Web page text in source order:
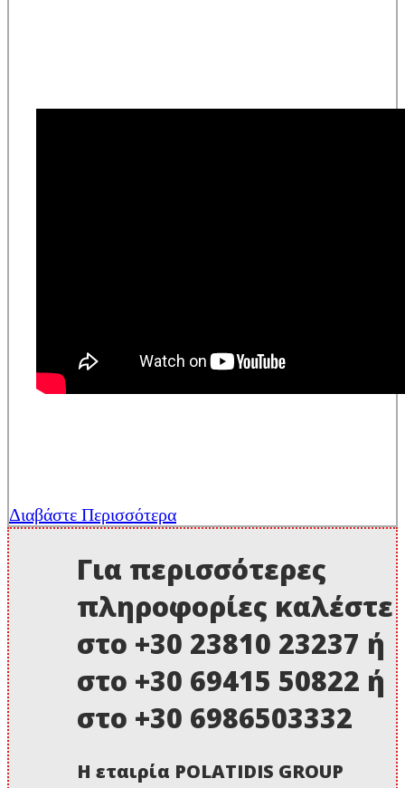
Διαβάστε Περισσότερα
Για περισσότερες
πληροφορίες καλέστε
στο +30 23810 23237 ή
στο +30 69415 50822 ή
στο +30 6986503332
Η εταιρία POLATIDIS GROUP